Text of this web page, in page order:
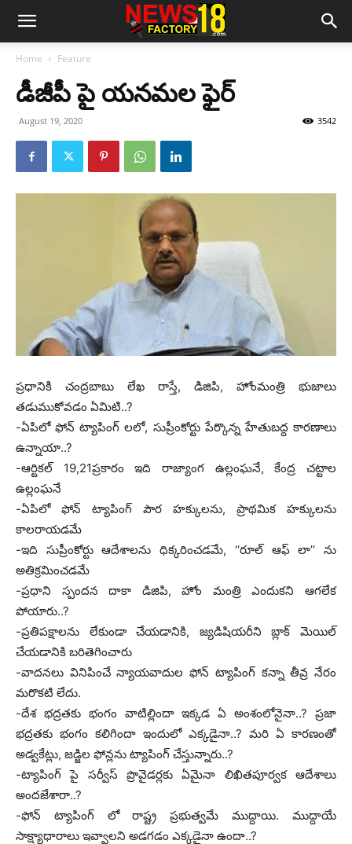
Home Feature
డీజీపీ పై యనమల ఫైర్
August 19, 2020 3542
ప్రధానికి చంద్రబాబు లేఖ రాస్తే, డిజిపి, హోంమంత్రి భుజాలు
తడుముకోవడం ఏమిటి..?
-ఏపిలో ఫోన్ ట్యాపింగ్ లలో, సుప్రీంకోర్టు పేర్కొన్న హేతుబద్ద కారణాలు
ఉన్నాయా..?
-ఆర్టికల్ 19,21ప్రకారం ఇది రాజ్యాంగ ఉల్లంఘనే, కేంద్ర చట్టాల
ఉల్లంఘనే
-ఏపిలో ఫోన్ ట్యాపింగ్ పౌర హక్కులను, ప్రాథమిక హక్కులను
కాలరాయడమే
-ఇది సుప్రీంకోర్టు ఆదేశాలను ధిక్కరించడమే, ‘‘రూల్ ఆఫ్ లా’’ ను
అతిక్రమించడమే
-ప్రధాని స్పందన దాకా డిజిపి, హోం మంత్రి ఎందుకని ఆగలేక
పోయారు..?
-ప్రతిపక్షాలను లేకుండా చేయడానికి, జ్యడిషియరీని బ్లాక్ మెయిల్
చేయడానికి బరితెగించారు
-వాదనలు వినిపించే న్యాయవాదుల ఫోన్ ట్యాపింగ్ కన్నా తీవ్ర నేరం
మరొకటి లేదు.
-దేశ భద్రతకు భంగం వాటిల్లిందా ఇక్కడ ఏ అంశంలోనైనా..? ప్రజా
భద్రతకు భంగం కలిగిందా ఇందులో ఎక్కడైనా..? మరి ఏ కారణంతో
అడ్వకేట్లు, జడ్జిల ఫోన్లను ట్యాపింగ్ చేస్తున్నారు..?
-ట్యాపింగ్ పై సర్వీస్ ప్రొవైడర్లకు ఏమైనా లిఖితపూర్వక ఆదేశాలు
అందజేశారా..?
-ఫోన్ ట్యాపింగ్ లో రాష్ట్ర ప్రభుత్వమే ముద్దాయి. ముద్దాయే
సాక్ష్యాధారాలు ఇవ్వాలని అడగడం ఎక్కడైనా ఉందా..?